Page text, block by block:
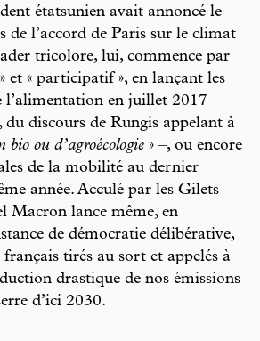
étatsunien avait annoncé le
de l’accord de Paris sur le climat
tricolore, lui, commence par
et « participatif », en lançant les
l’alimentation en juillet 2017 –
du discours de Rungis appelant à
bio ou d’agroécologie » –, ou encore
de la mobilité au dernier
année. Acculé par les Gilets
Macron lance même, en
de démocratie délibérative,
tirés au sort et appelés à
drastique de nos émissions
d’ici 2030.